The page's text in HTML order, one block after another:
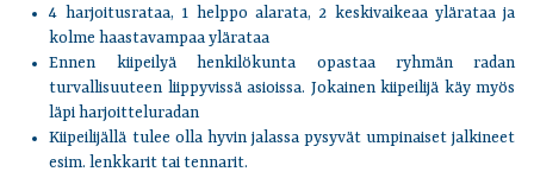
4 harjoitusrataa, 1 helppo alarata, 2 keskivaikeaa ylärataa ja
kolme haastavampaa ylärataa
Ennen kiipeilyä henkilökunta opastaa ryhmän radan
turvallisuuteen liippyvissä asioissa. Jokainen kiipeilijä käy myös
läpi harjoitteluradan
Kiipeilijällä tulee olla hyvin jalassa pysyvät umpinaiset jalkineet
esim. lenkkarit tai tennarit.